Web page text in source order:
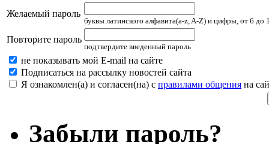
Желаемый пароль
буквы латинского алфавита(a-z, A-Z) и цифры, от 6 до
Повторите пароль
подтвердите введенный пароль
не показывать мой E-mail на сайте
Подписаться на рассылку новостей сайта
Я ознакомлен(а) и согласен(на) с правилами общения на
Забыли пароль?